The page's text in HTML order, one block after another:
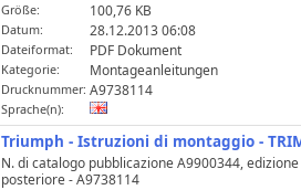
Größe: 100,76 KB
Datum: 28.12.2013 06:08
Dateiformat: PDF Dokument
Kategorie: Montageanleitungen
Drucknummer: A9738114
Sprache(n):
Triumph - Istruzioni di montaggio -
N. di catalogo pubblicazione A9900344,
posteriore - A9738114